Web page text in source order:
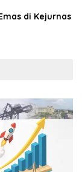
di Kejurnas